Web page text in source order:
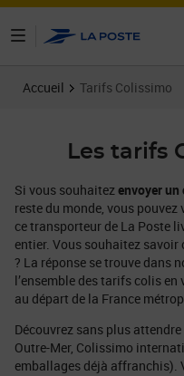
Accueil Tarifs Colissimo
Les tarifs
Si vous souhaitezenvoyer un
reste du monde, vous pouvez
ce transporteur de La Poste
entier. Vous souhaitez savoir
? La réponse se trouve dans
l’ensemble des tarifs colis en
au départ de la France
Découvrez sans plus attendre
Outre-Mer, Colissimo
emballages déjà affranchis).